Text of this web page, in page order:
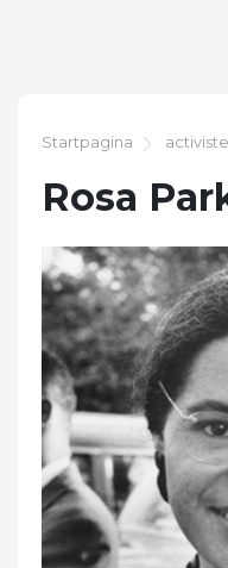
Startpagina
Rosa